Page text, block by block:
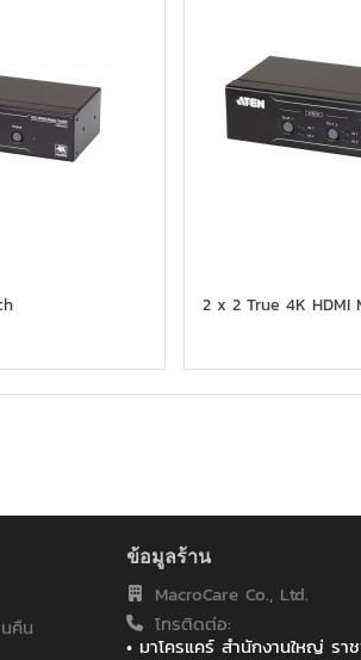
2 x 2 True 4K HDMI
คืน
ข้อมูลร้าน
MacroCare Co., Ltd.
โทรติดต่อ:
• มาโครแคร์ สำนักงานใหญ่ ร